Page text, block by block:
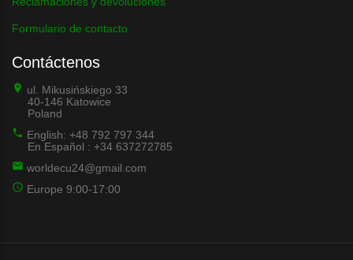
Formulario de contacto
Contáctenos
ul. Mikusińskiego 33
40-146 Katowice
Poland
English: +48 792 797 344
En Español : +34 637272785
worldecu24@gmail.com
Europe 9:00-17:00